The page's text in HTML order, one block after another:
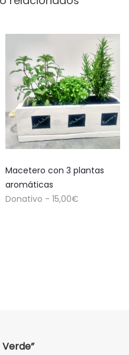
Macetero con 3 plantas
aromáticas
Donativo - 15,00€